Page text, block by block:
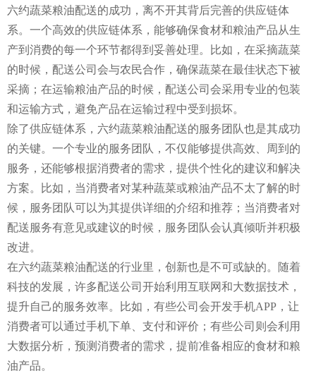
六约蔬菜粮油配送的成功，离不开其背后完善的供应链体
系。一个高效的供应链体系，能够确保食材和粮油产品从生
产到消费的每一个环节都得到妥善处理。比如，在采摘蔬菜
的时候，配送公司会与农民合作，确保蔬菜在最佳状态下被
采摘；在运输粮油产品的时候，配送公司会采用专业的包装
和运输方式，避免产品在运输过程中受到损坏。
除了供应链体系，六约蔬菜粮油配送的服务团队也是其成功
的关键。一个专业的服务团队，不仅能够提供高效、周到的
服务，还能够根据消费者的需求，提供个性化的建议和解决
方案。比如，当消费者对某种蔬菜或粮油产品不太了解的时
候，服务团队可以为其提供详细的介绍和推荐；当消费者对
配送服务有意见或建议的时候，服务团队会认真倾听并积极
改进。
在六约蔬菜粮油配送的行业里，创新也是不可或缺的。随着
科技的发展，许多配送公司开始利用互联网和大数据技术，
提升自己的服务效率。比如，有些公司会开发手机APP，让
消费者可以通过手机下单、支付和评价；有些公司则会利用
大数据分析，预测消费者的需求，提前准备相应的食材和粮
油产品。